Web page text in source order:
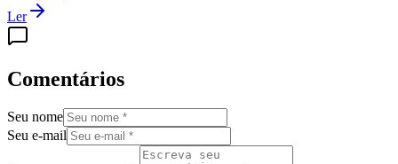
Ler
Comentários
Seu nome
Seu e-mail